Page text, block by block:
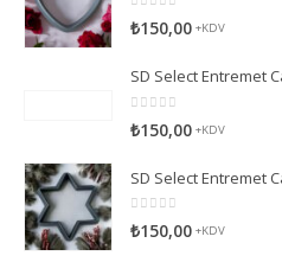
0 5 üzerinden
₺150,00 +KDV
0
₺150,00 +KDV
0 5 üzerinden
₺150,00 +KDV